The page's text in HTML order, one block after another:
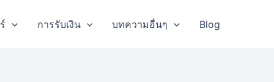
การรับเงิน บทความอื่นๆ Blog